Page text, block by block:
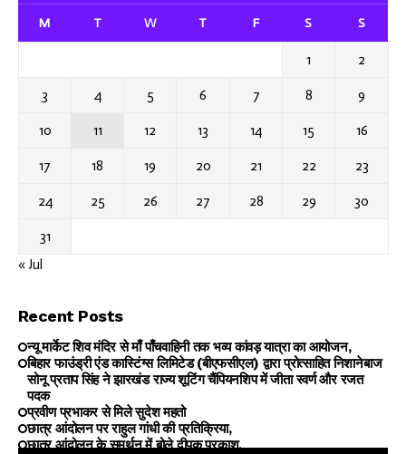
M T W T F S S
1 2
3 4 5 6 7 8 9
10 11 12 13 14 15 16
17 18 19 20 21 22 23
24 25 26 27 28 29 30
31
« Jul
Recent Posts
न्यू मार्केट शिव मंदिर से माँ पाँचवाहिनी तक भव्य कांवड़ यात्रा का आयोजन,
बिहार फाउंड्री एंड कास्टिंग्स लिमिटेड (बीएफसीएल) द्वारा प्रोत्साहित निशानेबाज
सोनू प्रताप सिंह ने झारखंड राज्य शूटिंग चैंपियनशिप में जीता स्वर्ण और रजत
पदक
प्रवीण प्रभाकर से मिले सुदेश महतो
छात्र आंदोलन पर राहुल गांधी की प्रतिक्रिया,
छात्र आंदोलन के समर्थन में बोले दीपक प्रकाश,